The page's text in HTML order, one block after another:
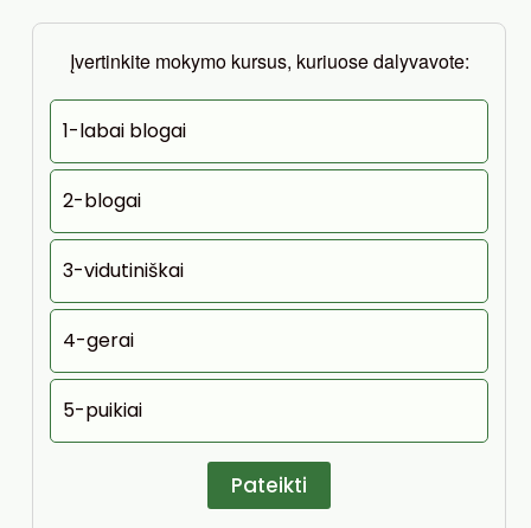
Įvertinkite mokymo kursus, kuriuose dalyvavote:
1-labai blogai
2-blogai
3-vidutiniškai
4-gerai
5-puikiai